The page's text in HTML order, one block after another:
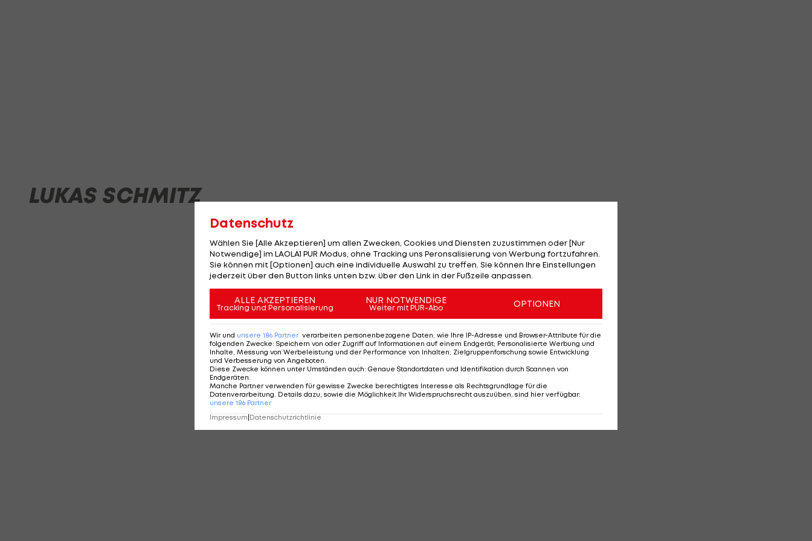
LUKAS SCHMITZ
Datenschutz
Wählen Sie [Alle Akzeptieren] um allen Zwecken, Cookies und Diensten zuzustimmen oder [Nur
Notwendige] im LAOLA1 PUR Modus, ohne Tracking uns Peronsalisierung von Werbung fortzufahren.
Sie können mit [Optionen] auch eine individuelle Auswahl zu treffen. Sie können Ihre Einstellungen
jederzeit über den Button links unten bzw. über den Link in der Fußzeile anpassen.
ALLE AKZEPTIEREN
Tracking und Personalisierung
NUR NOTWENDIGE
Weiter mit PUR-Abo OPTIONEN
Wir und unsere 186 Partner verarbeiten personenbezogene Daten, wie Ihre IP-Adresse und Browser-Attribute für die
folgenden Zwecke: Speichern von oder Zugriff auf Informationen auf einem Endgerät; Personalisierte Werbung und
Inhalte, Messung von Werbeleistung und der Performance von Inhalten, Zielgruppenforschung sowie Entwicklung
und Verbesserung von Angeboten
Diese Zwecke können unter Umständen auch: Genaue Standortdaten und Identifikation durch Scannen von
Endgeräten
Manche Partner verwenden für gewisse Zwecke berechtigtes Interesse als Rechtsgrundlage für die
Datenverarbeitung. Details dazu, sowie die Möglichkeit Ihr Widerspruchsrecht auszuüben, sind hier verfügbar:
unsere 186 Partner
Impressum|Datenschutzrichtlinie